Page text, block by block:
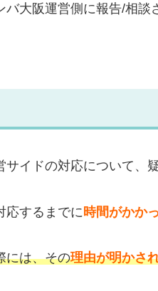
大阪運営側に報告/相談
イドの対応について、
応するまでに 時間がかか
には、その理由が明かさ